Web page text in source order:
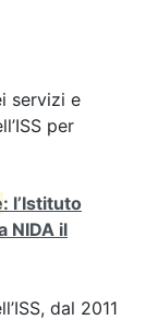
servizi e
per
: l’Istituto
NIDA il
dal 2011